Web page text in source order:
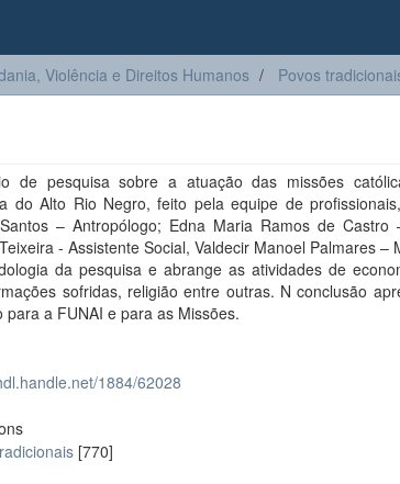
Violência e Direitos Humanos Povos
de pesquisa sobre a atuação das missões
do Alto Rio Negro, feito pela equipe de
– Antropólogo; Edna Maria Ramos de Castro
- Assistente Social, Valdecir Manoel Palmares –
da pesquisa e abrange as atividades de
sofridas, religião entre outras. N conclusão
para a FUNAI e para as Missões.
1884/62028
[770]